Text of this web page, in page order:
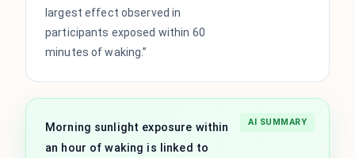
largest effect observed in
participants exposed within 60
minutes of waking.”
AI SUMMARY
Morning sunlight exposure within
an hour of waking is linked to